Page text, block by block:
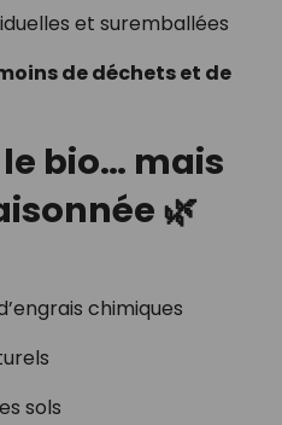
et suremballées
de déchets et de
bio… mais
🌿
chimiques
sols